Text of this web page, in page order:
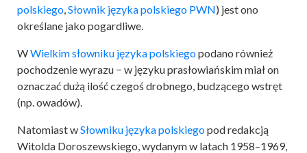
polskiego,Słownik języka polskiego PWN) jest ono
określane jako pogardliwe.
WWielkim słowniku języka polskiegopodano również
pochodzenie wyrazu − w języku prasłowiańskim miał on
oznaczać dużą ilość czegoś drobnego, budzącego wstręt
(np. owadów).
Natomiast wSłowniku języka polskiegopod redakcją
Witolda Doroszewskiego, wydanym w latach 1958–1969,